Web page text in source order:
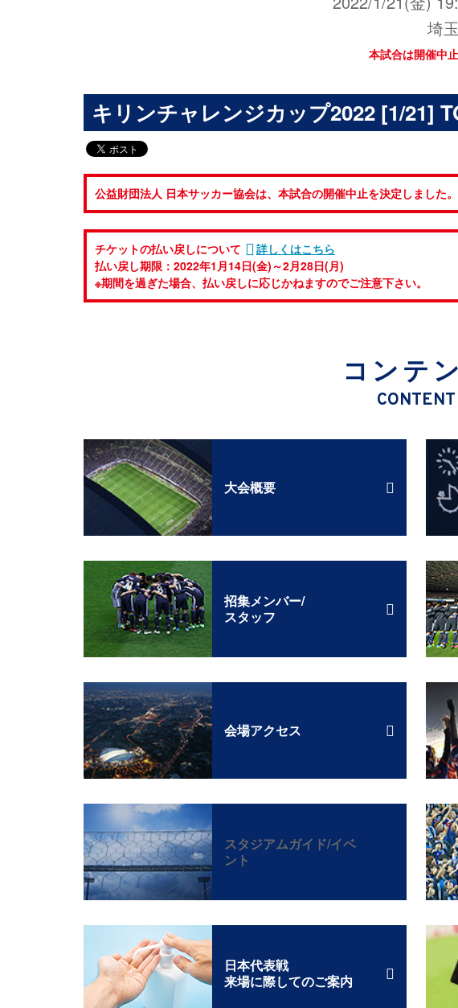
キリンチャレンジカップ2022 [1/21]
埼
本試合は開催中
公益財団法人 日本サッカー協会は、本試合の開催中止を決定しました。
チケットの払い戻しについて
詳しくはこちら
払い戻し期限：2022年1月14日(金)～2月28日(月)
※期間を過ぎた場合、払い戻しに応じかねますのでご注意下さい。
コンテ
CONTENT
大会概要
招集メンバー/
スタッフ
会場アクセス
スタジアムガイド/イベ
ント
日本代表戦
来場に際してのご案内